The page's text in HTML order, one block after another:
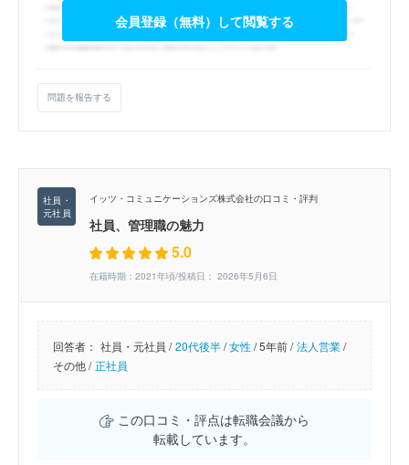
会員登録（無料）して閲覧する
問題を報告する
イッツ・コミュニケーションズ株式会社の口コミ・評判
社員、管理職の魅力
5.0
在籍時期：2021年頃/投稿日： 2026年5月6日
回答者： 社員・元社員 / 20代後半/女性/5年前 / 法人営業/
その他 / 正社員
この口コミ・評点は転職会議から
転載しています。